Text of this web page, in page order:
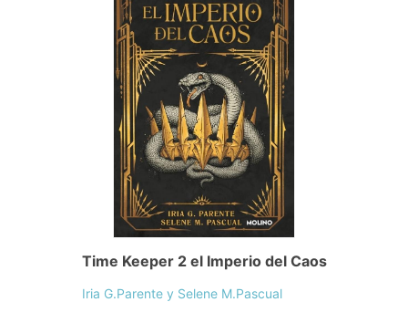
Time Keeper 2 el Imperio del Caos
Iria G.Parente y Selene M.Pascual